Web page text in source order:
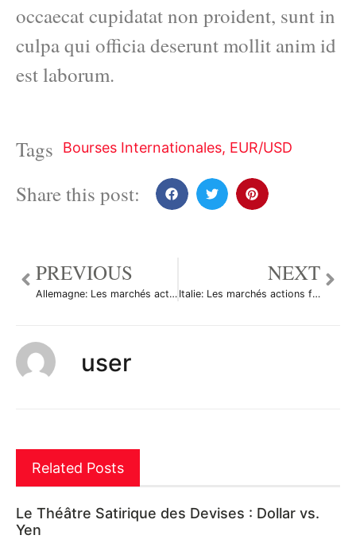
occaecat cupidatat non proident, sunt in
culpa qui officia deserunt mollit anim id
est laborum.
Tags Bourses Internationales, EUR/USD
Share this post:
PREVIOUS
Allemagne: Les marchés actions finissent en baisse; l’indice DAX recule de 1,01%
NEXT
Italie: Les marchés actions finissent en baisse; l’indice Investing.com Italie 40 recule de 1,62%
user
Related Posts
Le Théâtre Satirique des Devises : Dollar vs.
Yen